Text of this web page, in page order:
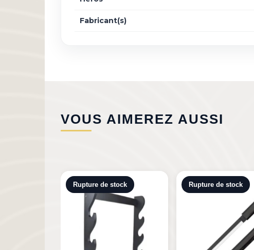
Fabricant(s)
VOUS AIMEREZ AUSSI
Rupture de stock